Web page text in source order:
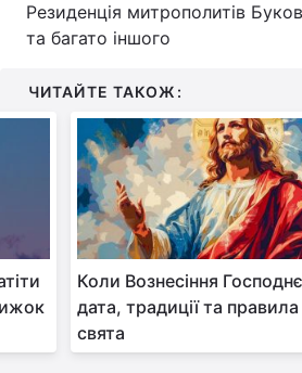
Резиденція митрополитів
та багато іншого
ЧИТАЙТЕ ТАКОЖ:
Коли Вознесіння
дата, традиції та
свята